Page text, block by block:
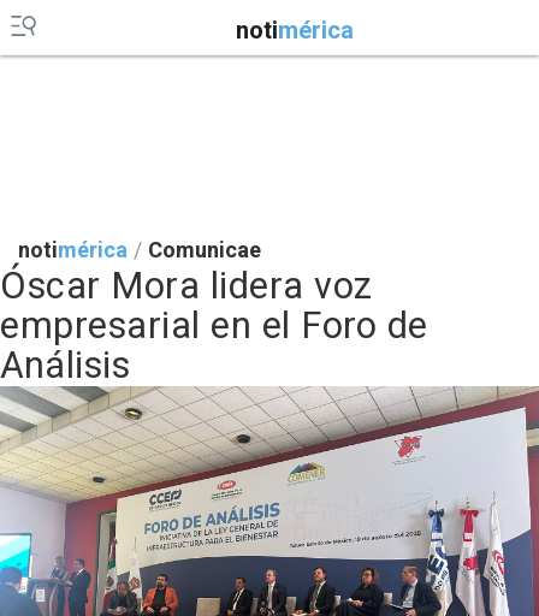
notimérica
notimérica/ Comunicae
Óscar Mora lidera voz
empresarial en el Foro de
Análisis